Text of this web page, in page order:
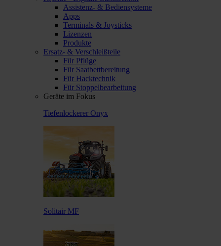
Assistenz- & Bediensysteme
Apps
Terminals & Joysticks
Lizenzen
Produkte
Ersatz- & Verschleißteile
Für Pflüge
Für Saatbettbereitung
Für Hacktechnik
Für Stoppelbearbeitung
Geräte im Fokus
Tiefenlockerer Onyx
Solitair MF